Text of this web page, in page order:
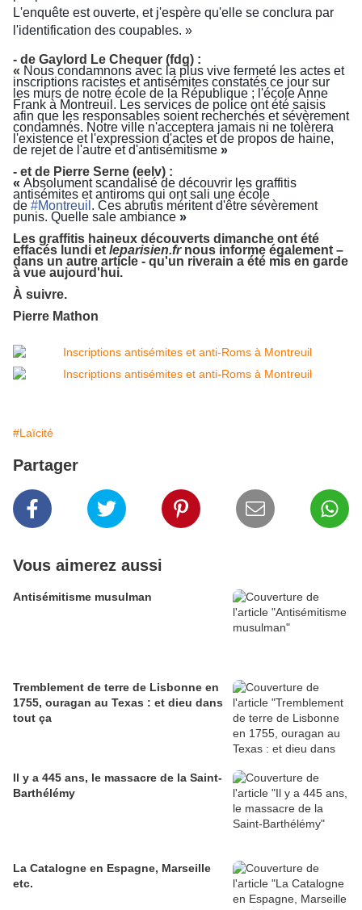
L'enquête est ouverte, et j'espère qu'elle se conclura par
l'identification des coupables. »
- de Gaylord Le Chequer (fdg) :
« Nous condamnons avec la plus vive fermeté les actes et
inscriptions racistes et antisémites constatés ce jour sur
les murs de notre école de la République ; l'école Anne
Frank à Montreuil. Les services de police ont été saisis
afin que les responsables soient recherchés et sévèrement
condamnés. Notre ville n'acceptera jamais ni ne tolèrera
l'existence et l'expression d'actes et de propos de haine,
de rejet de l'autre et d'antisémitisme »
- et de Pierre Serne (eelv) :
« Absolument scandalisé de découvrir les graffitis
antisémites et antiroms qui ont sali une école
de #Montreuil . Ces abrutis méritent d'être sévèrement
punis. Quelle sale ambiance »
Les graffitis haineux découverts dimanche ont été
effacés lundi et leparisien.frnous informe également –
dans un autre article - qu'un riverain a été mis en garde
à vue aujourd'hui.
À suivre.
Pierre Mathon
#Laïcité
Partager
Vous aimerez aussi
Antisémitisme musulman
Tremblement de terre de Lisbonne en
1755, ouragan au Texas : et dieu dans
tout ça
Il y a 445 ans, le massacre de la Saint-
Barthélémy
La Catalogne en Espagne, Marseille
etc.